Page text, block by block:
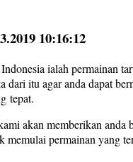
10:16:12
ialah permainan
itu agar anda dapat
tepat.
akan memberikan anda
memulai permainan yang